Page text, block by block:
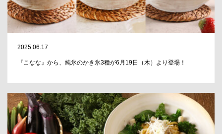
2025.06.17
『こなな』から、純氷のかき氷3種が6月19日（木）より登場！